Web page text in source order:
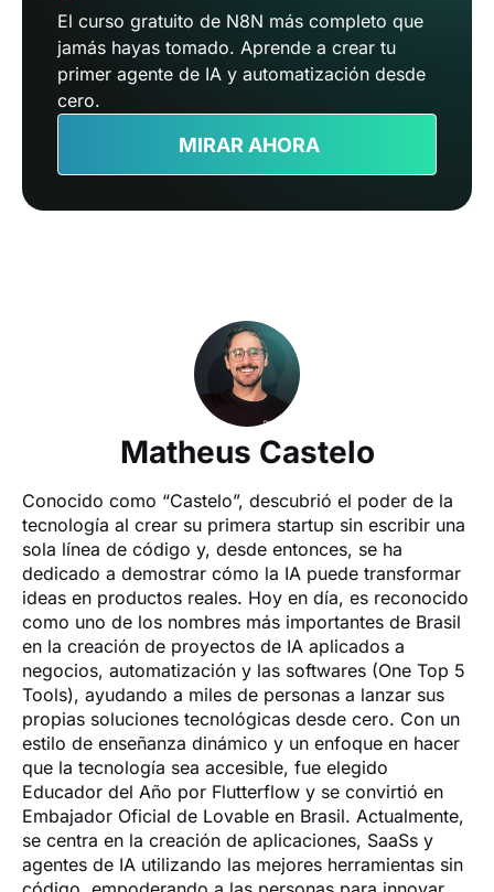
El curso gratuito de N8N más completo que
jamás hayas tomado. Aprende a crear tu
primer agente de IA y automatización desde
cero.
MIRAR AHORA
Matheus Castelo
Conocido como “Castelo”, descubrió el poder de la
tecnología al crear su primera startup sin escribir una
sola línea de código y, desde entonces, se ha
dedicado a demostrar cómo la IA puede transformar
ideas en productos reales. Hoy en día, es reconocido
como uno de los nombres más importantes de Brasil
en la creación de proyectos de IA aplicados a
negocios, automatización y las softwares (One Top 5
Tools), ayudando a miles de personas a lanzar sus
propias soluciones tecnológicas desde cero. Con un
estilo de enseñanza dinámico y un enfoque en hacer
que la tecnología sea accesible, fue elegido
Educador del Año por Flutterflow y se convirtió en
Embajador Oficial de Lovable en Brasil. Actualmente,
se centra en la creación de aplicaciones, SaaSs y
agentes de IA utilizando las mejores herramientas sin